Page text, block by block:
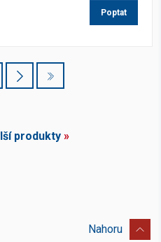
Poptat
produkty »
Nahoru